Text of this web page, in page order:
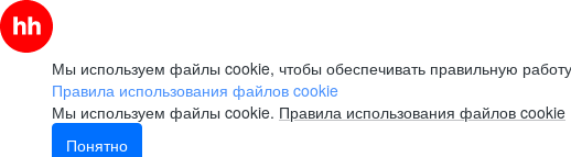
Мы используем файлы cookie, чтобы обеспечивать правильную
Правила использования файлов cookie
Мы используем файлы cookie. Правила использования файлов cookie
Понятно